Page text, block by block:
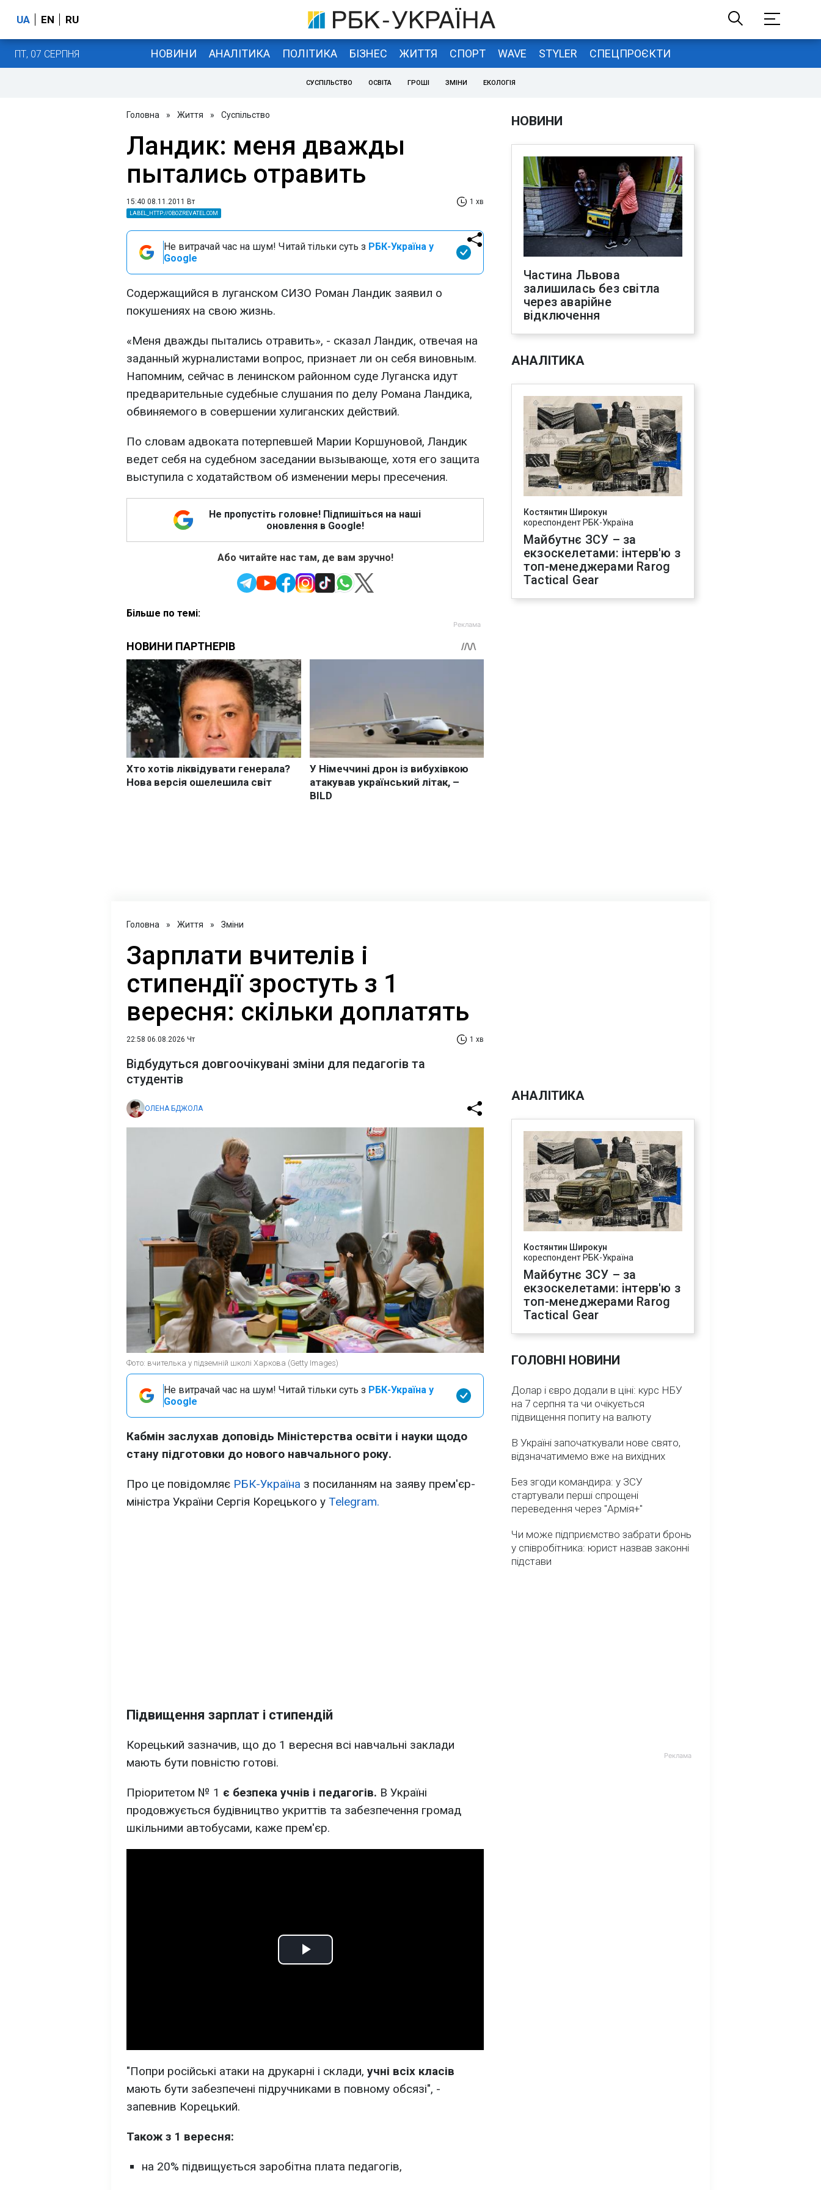
UA EN RU
ПТ, 07 СЕРПНЯ НОВИНИ АНАЛІТИКА ПОЛІТИКА БІЗНЕС ЖИТТЯ СПОРТ WAVE STYLER СПЕЦПРОЄКТИ
СУСПІЛЬСТВО ОСВІТА ГРОШІ ЗМІНИ ЕКОЛОГІЯ
Головна » Життя » Суспільство
Ландик: меня дважды
пытались отравить
15:40 08.11.2011 Вт 1 хв
LABEL_HTTP://OBOZREVATEL.COM
Не витрачай час на шум! Читай тільки суть з РБК-Україна у
Google
Содержащийся в луганском СИЗО Роман Ландик заявил о
покушениях на свою жизнь.
«Меня дважды пытались отравить», - сказал Ландик, отвечая на
заданный журналистами вопрос, признает ли он себя виновным.
Напомним, сейчас в ленинском районном суде Луганска идут
предварительные судебные слушания по делу Романа Ландика,
обвиняемого в совершении хулиганских действий.
По словам адвоката потерпевшей Марии Коршуновой, Ландик
ведет себя на судебном заседании вызывающе, хотя его защита
выступила с ходатайством об изменении меры пресечения.
Не пропустіть головне! Підпишіться на наші
оновлення в Google!
Або читайте нас там, де вам зручно!
Більше по темі:
НОВИНИ
Частина Львова
залишилась без світла
через аварійне
відключення
АНАЛІТИКА
Костянтин Широкун
кореспондент РБК-Україна
Майбутнє ЗСУ – за
екзоскелетами: інтерв'ю з
топ-менеджерами Rarog
Tactical Gear
Головна » Життя » Зміни
Зарплати вчителів і
стипендії зростуть з 1
вересня: скільки доплатять
22:58 06.08.2026 Чт 1 хв
Відбудуться довгоочікувані зміни для педагогів та
студентів
ОЛЕНА БДЖОЛА
Фото: вчителька у підземній школі Харкова (Getty Images)
Не витрачай час на шум! Читай тільки суть з РБК-Україна у
Google
Кабмін заслухав доповідь Міністерства освіти і науки щодо
стану підготовки до нового навчального року.
Про це повідомляє РБК-Україна з посиланням на заяву прем'єр-
міністра України Сергія Корецького у Telegram.
Підвищення зарплат і стипендій
Корецький зазначив, що до 1 вересня всі навчальні заклади
мають бути повністю готові.
Пріоритетом № 1 є безпека учнів і педагогів. В Україні
продовжується будівництво укриттів та забезпечення громад
шкільними автобусами, каже прем'єр.
Play
"Попри російські атаки на друкарні і склади, учні всіх класів
мають бути забезпечені підручниками в повному обсязі", -
запевнив Корецький.
Також з 1 вересня:
на 20% підвищується заробітна плата педагогів,
АНАЛІТИКА
Костянтин Широкун
кореспондент РБК-Україна
Майбутнє ЗСУ – за
екзоскелетами: інтерв'ю з
топ-менеджерами Rarog
Tactical Gear
ГОЛОВНІ НОВИНИ
Долар і євро додали в ціні: курс НБУ
на 7 серпня та чи очікується
підвищення попиту на валюту
В Україні започаткували нове свято,
відзначатимемо вже на вихідних
Без згоди командира: у ЗСУ
стартували перші спрощені
переведення через "Армія+"
Чи може підприємство забрати бронь
у співробітника: юрист назвав законні
підстави